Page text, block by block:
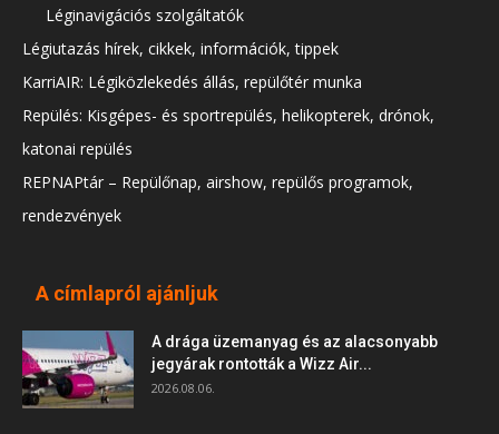
Léginavigációs szolgáltatók
Légiutazás hírek, cikkek, információk, tippek
KarriAIR: Légiközlekedés állás, repülőtér munka
Repülés: Kisgépes- és sportrepülés, helikopterek, drónok,
katonai repülés
REPNAPtár – Repülőnap, airshow, repülős programok,
rendezvények
A címlapról ajánljuk
A drága üzemanyag és az alacsonyabb
jegyárak rontották a Wizz Air...
2026.08.06.